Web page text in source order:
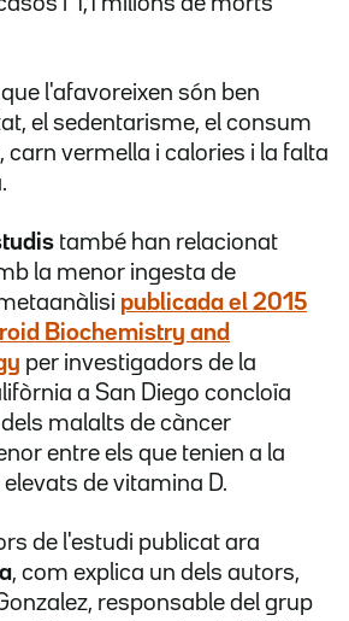
l'afavoreixen són ben
el sedentarisme, el consum
carn vermella i calories i la falta
també han relacionat
la menor ingesta de
publicada el 2015
Biochemistry and
per investigadors de la
a San Diego concloïa
malalts de càncer
entre els que tenien a la
de vitamina D.
de l'estudi publicat ara
, com explica un dels autors,
responsable del grup